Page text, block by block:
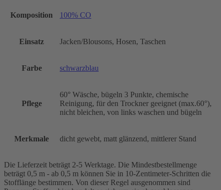
Komposition 100% CO
Einsatz Jacken/Blousons, Hosen, Taschen
Farbe schwarzblau
Pflege
60° Wäsche, bügeln 3 Punkte, chemische
Reinigung, für den Trockner geeignet (max.60°),
nicht bleichen, von links waschen und bügeln
Merkmale dicht gewebt, matt glänzend, mittlerer Stand
Die Lieferzeit beträgt 2-5 Werktage. Die Mindestbestellmenge
beträgt 0,5 m - ab 0,5 m können Sie in 10-Zentimeter-Schritten die
Stofflänge bestimmen. Von dieser Regel ausgenommen sind